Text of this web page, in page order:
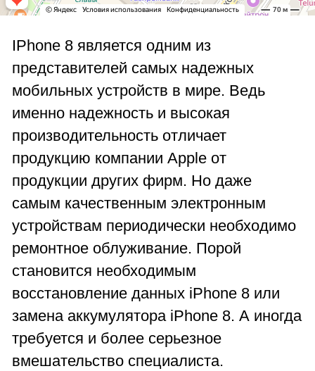
IPhone 8 является одним из
представителей самых надежных
мобильных устройств в мире. Ведь
именно надежность и высокая
производительность отличает
продукцию компании Apple от
продукции других фирм. Но даже
самым качественным электронным
устройствам периодически необходимо
ремонтное облуживание. Порой
становится необходимым
восстановление данных iPhone 8 или
замена аккумулятора iPhone 8. А иногда
требуется и более серьезное
вмешательство специалиста.